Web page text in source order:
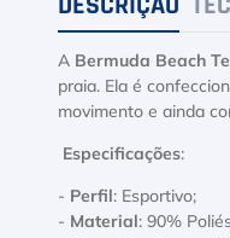
A Bermuda Beach
praia. Ela é
movimento e ainda
Especificações:
- Perfil : Esportivo;
- Material : 90%